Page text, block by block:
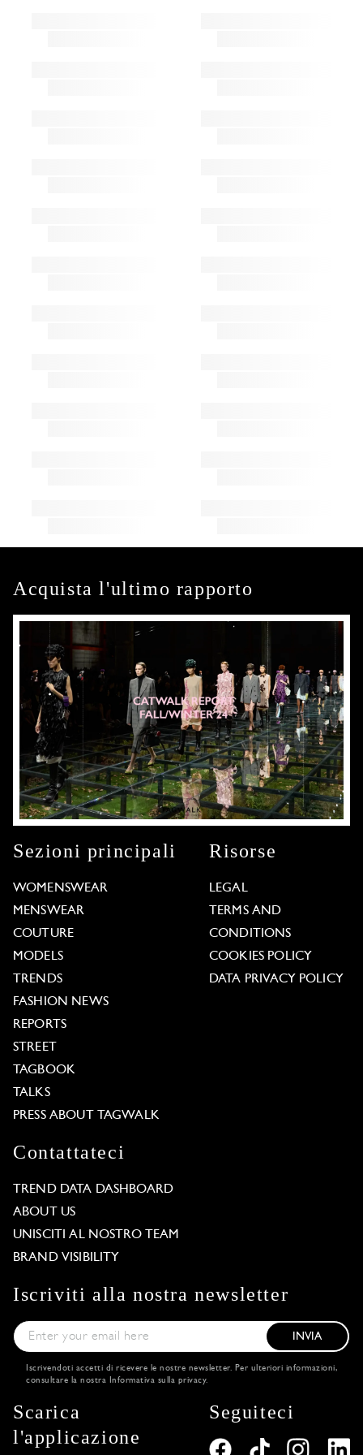
Acquista l'ultimo rapporto
Sezioni principali
WOMENSWEAR
MENSWEAR
COUTURE
MODELS
TRENDS
FASHION NEWS
REPORTS
STREET
TAGBOOK
TALKS
PRESS ABOUT TAGWALK
Risorse
LEGAL
TERMS AND
CONDITIONS
COOKIES POLICY
DATA PRIVACY POLICY
Contattateci
TREND DATA DASHBOARD
ABOUT US
UNISCITI AL NOSTRO TEAM
BRAND VISIBILITY
Iscriviti alla nostra newsletter
INVIA
Iscrivendoti accetti di ricevere le nostre newsletter. Per ulteriori informazioni,
consultare la nostra
Informativa sulla privacy.
Scarica
l'applicazione
Seguiteci